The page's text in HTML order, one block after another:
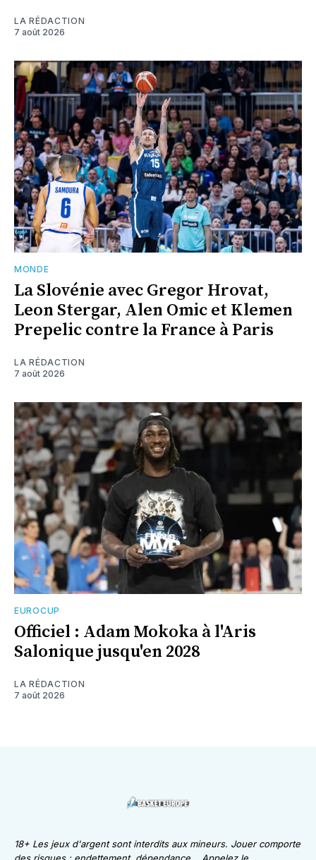
LA RÉDACTION
7 août 2026
MONDE
La Slovénie avec Gregor Hrovat,
Leon Stergar, Alen Omic et Klemen
Prepelic contre la France à Paris
LA RÉDACTION
7 août 2026
EUROCUP
Officiel : Adam Mokoka à l'Aris
Salonique jusqu'en 2028
LA RÉDACTION
7 août 2026
18+ Les jeux d'argent sont interdits aux mineurs. Jouer comporte